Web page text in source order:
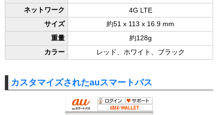
ネットワーク
4G LTE
サイズ
約51 x 113 x 16.9 mm
重量
約128g
カラー
レッド、ホワイト、ブラック
カスタマイズされたauスマートパス